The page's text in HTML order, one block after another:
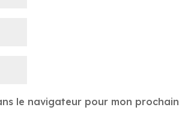
le navigateur pour mon